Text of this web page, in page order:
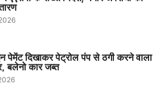
पेमेंट दिखाकर पेट्रोल पंप से ठगी करने वाला
बलेनो कार जब्त